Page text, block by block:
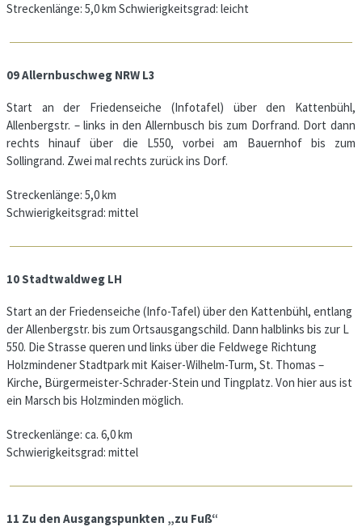
Streckenlänge: 5,0 km Schwierigkeitsgrad: leicht
09 Allernbuschweg NRW L3
Start an der Friedenseiche (Infotafel) über den Kattenbühl,
Allenbergstr. – links in den Allernbusch bis zum Dorfrand. Dort dann
rechts hinauf über die L550, vorbei am Bauernhof bis zum
Sollingrand. Zwei mal rechts zurück ins Dorf.
Streckenlänge: 5,0 km
Schwierigkeitsgrad: mittel
10 Stadtwaldweg LH
Start an der Friedenseiche (Info-Tafel) über den Kattenbühl, entlang
der Allenbergstr. bis zum Ortsausgangschild. Dann halblinks bis zur L
550. Die Strasse queren und links über die Feldwege Richtung
Holzmindener Stadtpark mit Kaiser-Wilhelm-Turm, St. Thomas –
Kirche, Bürgermeister-Schrader-Stein und Tingplatz. Von hier aus ist
ein Marsch bis Holzminden möglich.
Streckenlänge: ca. 6,0 km
Schwierigkeitsgrad: mittel
11 Zu den Ausgangspunkten „zu Fuß“